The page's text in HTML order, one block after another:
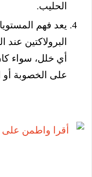
الحليب.
يعد فهم
البرولاكتين
أي خلل، سواء
على الخصوبة أو